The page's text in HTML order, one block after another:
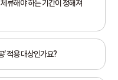
류해야 하는 기간이 정해져
적용 대상인가요?